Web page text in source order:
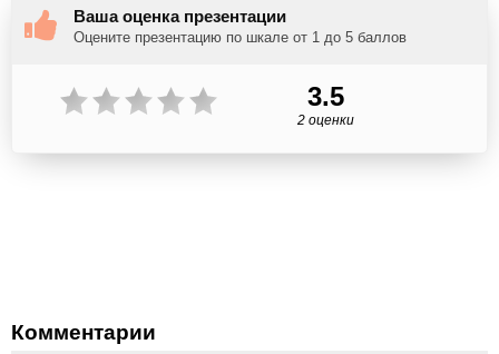
Ваша оценка презентации
Оцените презентацию по шкале от 1 до 5 баллов
3.5
2 оценки
Комментарии